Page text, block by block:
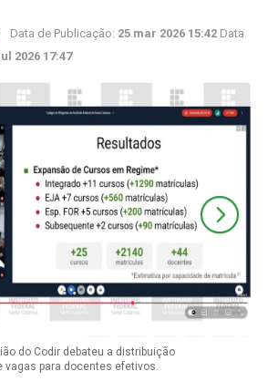
Data de Publicação: 25 mar 2026 15:42 Data
2026 17:47
do Codir debateu a distribuição
vagas para docentes efetivos.